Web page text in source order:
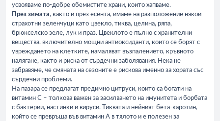
усвояваме по-добре обемистите храни, които хапваме.
През зимата, както и през есента, имаме на разположение някои
страхотни зеленчуци като цвекло, тиква, целина, ряпа,
брюкселско зеле, лук и праз. Цвеклото е пълно с хранителни
вещества, включително мощни антиоксиданти, които се борят с
увреждането на клетките, намаляват възпалението, кръвното
налягане, както и риска от сърдечни заболявания. Нека не
забравяме, че смяната на сезоните е рискова именно за хората със
сърдечни проблеми.
На пазара се предлагат предимно цитруси, които са богати на
витамин С – толкова важен за засилването на имунитета и борбата
с бактерии, настинки и вируси. Тиквата и нейният бета-каротин,
който се превръща във витамин А в тялото и е полезен за